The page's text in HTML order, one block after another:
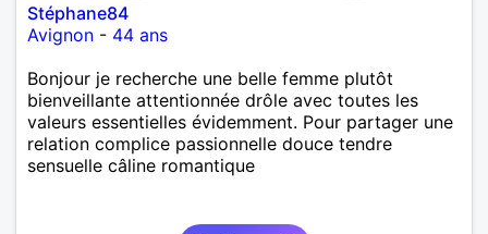
Stéphane84
Avignon - 44 ans
Bonjour je recherche une belle femme plutôt
bienveillante attentionnée drôle avec toutes les
valeurs essentielles évidemment. Pour partager une
relation complice passionnelle douce tendre
sensuelle câline romantique